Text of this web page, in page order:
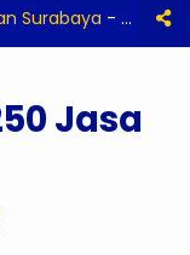
Surabaya - Call
Jasa